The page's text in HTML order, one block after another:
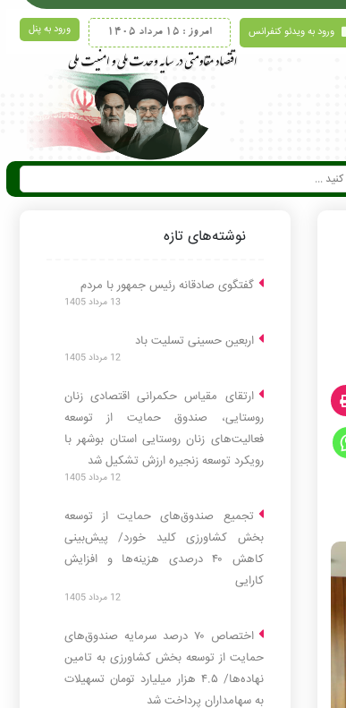
ورود به پنل امروز : 15 مرداد 1405 ورود به ویدئو کنفرانس
نوشته‌های تازه
گفتگوی صادقانه رئیس جمهور با مردم
13 مرداد 1405
اربعین حسینی تسلیت باد
12 مرداد 1405
ارتقای مقیاس حکمرانی اقتصادی زنان
روستایی، صندوق حمایت از توسعه
فعالیت‌های زنان روستایی استان بوشهر با
رویکرد توسعه زنجیره ارزش تشکیل شد
12 مرداد 1405
تجمیع صندوق‌های حمایت از توسعه
بخش کشاورزی کلید خورد/ پیش‌بینی
کاهش ۴۰ درصدی هزینه‌ها و افزایش
کارایی
12 مرداد 1405
اختصاص ۷۰ درصد سرمایه صندوق‌های
حمایت از توسعه بخش کشاورزی به تامین
نهاده‌ها/ ۴.۵ هزار میلیارد تومان تسهیلات
به سهامداران پرداخت شد